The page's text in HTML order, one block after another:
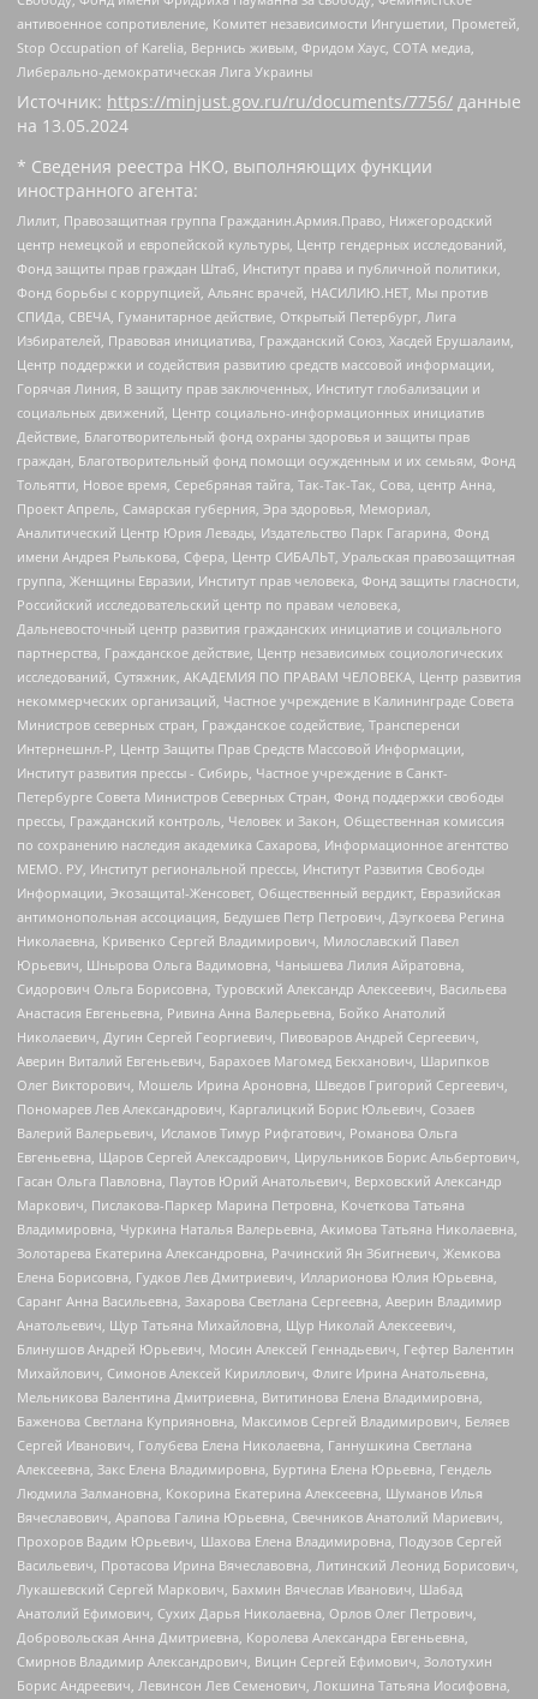
антивоенное сопротивление, Комитет независимости Ингушетии, Прометей,
Stop Occupation of Karelia, Вернись живым, Фридом Хаус, СОТА медиа,
Либерально-демократическая Лига Украины
Источник: https://minjust.gov.ru/ru/documents/7756/ данные
на 13.05.2024
* Сведения реестра НКО, выполняющих функции
иностранного агента:
Лилит, Правозащитная группа Гражданин.Армия.Право, Нижегородский
центр немецкой и европейской культуры, Центр гендерных исследований,
Фонд защиты прав граждан Штаб, Институт права и публичной политики,
Фонд борьбы с коррупцией, Альянс врачей, НАСИЛИЮ.НЕТ, Мы против
СПИДа, СВЕЧА, Гуманитарное действие, Открытый Петербург, Лига
Избирателей, Правовая инициатива, Гражданский Союз, Хасдей Ерушалаим,
Центр поддержки и содействия развитию средств массовой информации,
Горячая Линия, В защиту прав заключенных, Институт глобализации и
социальных движений, Центр социально-информационных инициатив
Действие, Благотворительный фонд охраны здоровья и защиты прав
граждан, Благотворительный фонд помощи осужденным и их семьям, Фонд
Тольятти, Новое время, Серебряная тайга, Так-Так-Так, Сова, центр Анна,
Проект Апрель, Самарская губерния, Эра здоровья, Мемориал,
Аналитический Центр Юрия Левады, Издательство Парк Гагарина, Фонд
имени Андрея Рылькова, Сфера, Центр СИБАЛЬТ, Уральская правозащитная
группа, Женщины Евразии, Институт прав человека, Фонд защиты гласности,
Российский исследовательский центр по правам человека,
Дальневосточный центр развития гражданских инициатив и социального
партнерства, Гражданское действие, Центр независимых социологических
исследований, Сутяжник, АКАДЕМИЯ ПО ПРАВАМ ЧЕЛОВЕКА, Центр развития
некоммерческих организаций, Частное учреждение в Калининграде Совета
Министров северных стран, Гражданское содействие, Трансперенси
Интернешнл-Р, Центр Защиты Прав Средств Массовой Информации,
Институт развития прессы - Сибирь, Частное учреждение в Санкт-
Петербурге Совета Министров Северных Стран, Фонд поддержки свободы
прессы, Гражданский контроль, Человек и Закон, Общественная комиссия
по сохранению наследия академика Сахарова, Информационное агентство
МЕМО. РУ, Институт региональной прессы, Институт Развития Свободы
Информации, Экозащита!-Женсовет, Общественный вердикт, Евразийская
антимонопольная ассоциация, Бедушев Петр Петрович, Дзугкоева Регина
Николаевна, Кривенко Сергей Владимирович, Милославский Павел
Юрьевич, Шнырова Ольга Вадимовна, Чанышева Лилия Айратовна,
Сидорович Ольга Борисовна, Туровский Александр Алексеевич, Васильева
Анастасия Евгеньевна, Ривина Анна Валерьевна, Бойко Анатолий
Николаевич, Дугин Сергей Георгиевич, Пивоваров Андрей Сергеевич,
Аверин Виталий Евгеньевич, Барахоев Магомед Бекханович, Шарипков
Олег Викторович, Мошель Ирина Ароновна, Шведов Григорий Сергеевич,
Пономарев Лев Александрович, Каргалицкий Борис Юльевич, Созаев
Валерий Валерьевич, Исламов Тимур Рифгатович, Романова Ольга
Евгеньевна, Щаров Сергей Алексадрович, Цирульников Борис Альбертович,
Гасан Ольга Павловна, Паутов Юрий Анатольевич, Верховский Александр
Маркович, Пислакова-Паркер Марина Петровна, Кочеткова Татьяна
Владимировна, Чуркина Наталья Валерьевна, Акимова Татьяна Николаевна,
Золотарева Екатерина Александровна, Рачинский Ян Збигневич, Жемкова
Елена Борисовна, Гудков Лев Дмитриевич, Илларионова Юлия Юрьевна,
Саранг Анна Васильевна, Захарова Светлана Сергеевна, Аверин Владимир
Анатольевич, Щур Татьяна Михайловна, Щур Николай Алексеевич,
Блинушов Андрей Юрьевич, Мосин Алексей Геннадьевич, Гефтер Валентин
Михайлович, Симонов Алексей Кириллович, Флиге Ирина Анатольевна,
Мельникова Валентина Дмитриевна, Вититинова Елена Владимировна,
Баженова Светлана Куприяновна, Максимов Сергей Владимирович, Беляев
Сергей Иванович, Голубева Елена Николаевна, Ганнушкина Светлана
Алексеевна, Закс Елена Владимировна, Буртина Елена Юрьевна, Гендель
Людмила Залмановна, Кокорина Екатерина Алексеевна, Шуманов Илья
Вячеславович, Арапова Галина Юрьевна, Свечников Анатолий Мариевич,
Прохоров Вадим Юрьевич, Шахова Елена Владимировна, Подузов Сергей
Васильевич, Протасова Ирина Вячеславовна, Литинский Леонид Борисович,
Лукашевский Сергей Маркович, Бахмин Вячеслав Иванович, Шабад
Анатолий Ефимович, Сухих Дарья Николаевна, Орлов Олег Петрович,
Добровольская Анна Дмитриевна, Королева Александра Евгеньевна,
Смирнов Владимир Александрович, Вицин Сергей Ефимович, Золотухин
Борис Андреевич, Левинсон Лев Семенович, Локшина Татьяна Иосифовна,